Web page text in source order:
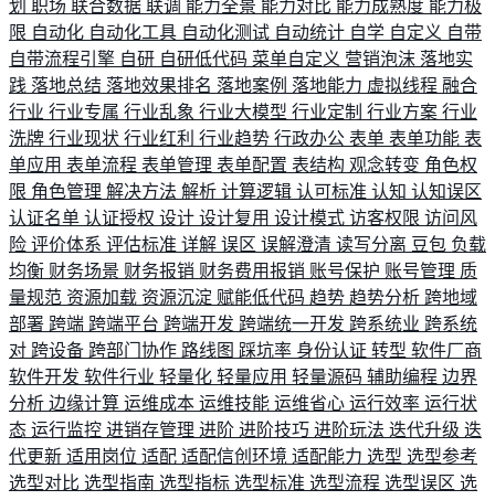
划 职场 联合数据 联调 能力全景 能力对比 能力成熟度 能力极
限 自动化 自动化工具 自动化测试 自动统计 自学 自定义 自带
自带流程引擎 自研 自研低代码 菜单自定义 营销泡沫 落地实
践 落地总结 落地效果排名 落地案例 落地能力 虚拟线程 融合
行业 行业专属 行业乱象 行业大模型 行业定制 行业方案 行业
洗牌 行业现状 行业红利 行业趋势 行政办公 表单 表单功能 表
单应用 表单流程 表单管理 表单配置 表结构 观念转变 角色权
限 角色管理 解决方法 解析 计算逻辑 认可标准 认知 认知误区
认证名单 认证授权 设计 设计复用 设计模式 访客权限 访问风
险 评价体系 评估标准 详解 误区 误解澄清 读写分离 豆包 负载
均衡 财务场景 财务报销 财务费用报销 账号保护 账号管理 质
量规范 资源加载 资源沉淀 赋能低代码 趋势 趋势分析 跨地域
部署 跨端 跨端平台 跨端开发 跨端统一开发 跨系统业 跨系统
对 跨设备 跨部门协作 路线图 踩坑率 身份认证 转型 软件厂商
软件开发 软件行业 轻量化 轻量应用 轻量源码 辅助编程 边界
分析 边缘计算 运维成本 运维技能 运维省心 运行效率 运行状
态 运行监控 进销存管理 进阶 进阶技巧 进阶玩法 迭代升级 迭
代更新 适用岗位 适配 适配信创环境 适配能力 选型 选型参考
选型对比 选型指南 选型指标 选型标准 选型流程 选型误区 选